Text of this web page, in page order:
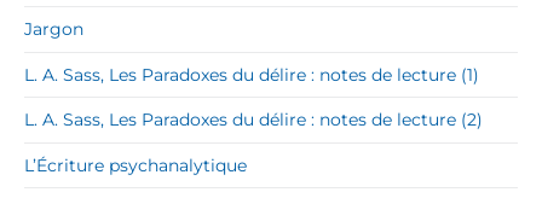
Jargon
L. A. Sass, Les Paradoxes du délire : notes de lecture (1)
L. A. Sass, Les Paradoxes du délire : notes de lecture (2)
L’Écriture psychanalytique